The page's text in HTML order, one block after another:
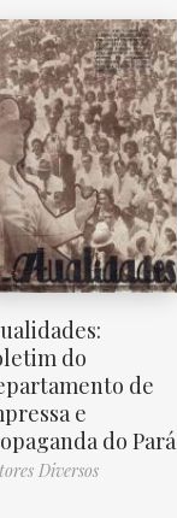
do
de
e
do Pará
Diversos